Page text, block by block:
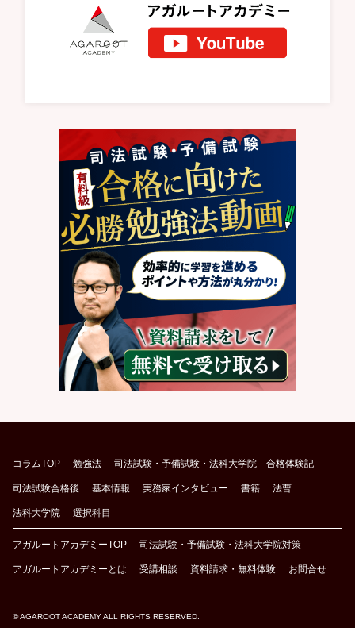
コラムTOP 勉強法 司法試験・予備試験・法科大学院 合格体験記
司法試験合格後 基本情報 実務家インタビュー 書籍 法曹
法科大学院 選択科目
アガルートアカデミーTOP 司法試験・予備試験・法科大学院対策
アガルートアカデミーとは 受講相談 資料請求・無料体験 お問合せ
© AGAROOT ACADEMY ALL RIGHTS RESERVED.